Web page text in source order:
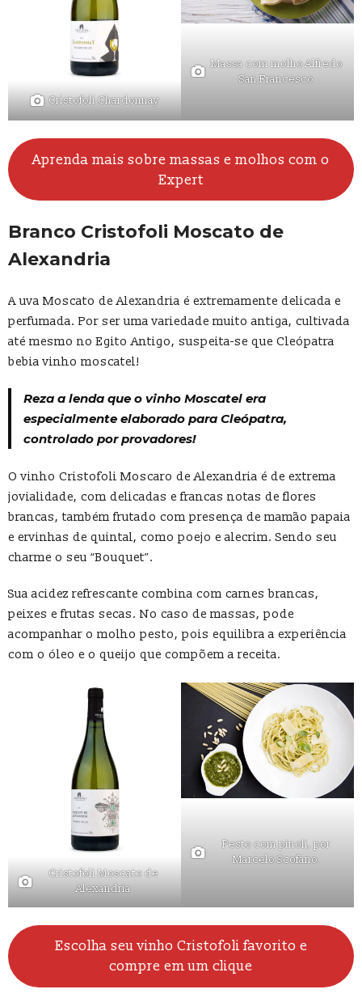
Cristofoli Chardonnay
Massa com molho Alfredo
San Francesco
Aprenda mais sobre massas e molhos com o
Expert
Branco Cristofoli Moscato de
Alexandria
A uva Moscato de Alexandria é extremamente delicada e
perfumada. Por ser uma variedade muito antiga, cultivada
até mesmo no Egito Antigo, suspeita-se que Cleópatra
bebia vinho moscatel!
Reza a lenda que o vinho Moscatel era
especialmente elaborado para Cleópatra,
controlado por provadores!
O vinho Cristofoli Moscaro de Alexandria é de extrema
jovialidade, com delicadas e francas notas de flores
brancas, também frutado com presença de mamão papaia
e ervinhas de quintal, como poejo e alecrim. Sendo seu
charme o seu “Bouquet”.
Sua acidez refrescante combina com carnes brancas,
peixes e frutas secas. No caso de massas, pode
acompanhar o molho pesto, pois equilibra a experiência
com o óleo e o queijo que compõem a receita.
Cristofoli Moscato de
Alexandria
Pesto com pinoli, por
Marcelo Scofano.
Escolha seu vinho Cristofoli favorito e
compre em um clique